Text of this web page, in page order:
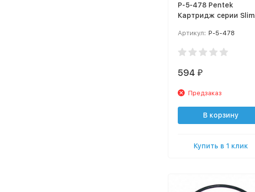
P-5-478 Pentek
Картридж серии Slim
5мк, 5"
Артикул: P-5-478
594 ₽
Предзаказ
В корзину
Купить в 1 клик